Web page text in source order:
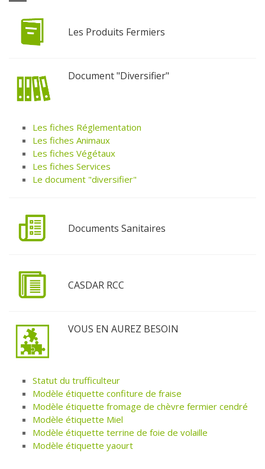
Les Produits Fermiers
Document "Diversifier"
Les fiches Réglementation
Les fiches Animaux
Les fiches Végétaux
Les fiches Services
Le document "diversifier"
Documents Sanitaires
CASDAR RCC
VOUS EN AUREZ BESOIN
Statut du trufficulteur
Modèle étiquette confiture de fraise
Modèle étiquette fromage de chèvre fermier cendré
Modèle étiquette Miel
Modèle étiquette terrine de foie de volaille
Modèle étiquette yaourt